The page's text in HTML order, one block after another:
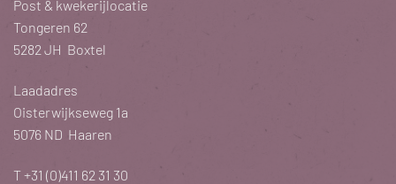
Post & kwekerijlocatie
Tongeren 62
5282 JH Boxtel
Laadadres
Oisterwijkseweg 1a
5076 ND Haaren
T+31 (0)411 62 31 30